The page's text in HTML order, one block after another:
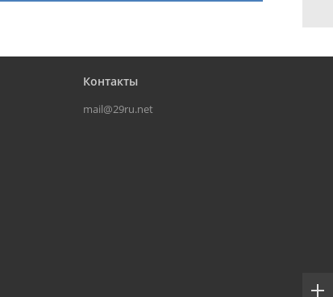
Контакты
mail@29ru.net